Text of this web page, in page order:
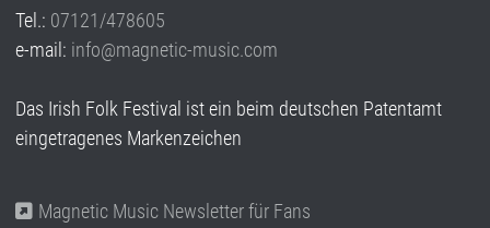
Tel.: 07121/478605
e-mail: info@magnetic-music.com
Das Irish Folk Festival ist ein beim deutschen Patentamt
eingetragenes Markenzeichen
Magnetic Music Newsletter für Fans